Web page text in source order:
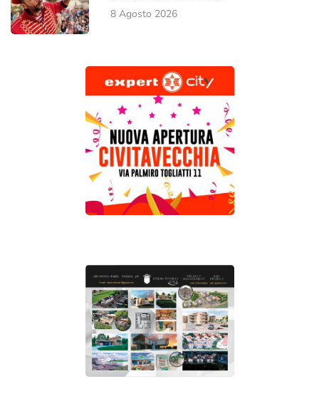
8 Agosto 2026